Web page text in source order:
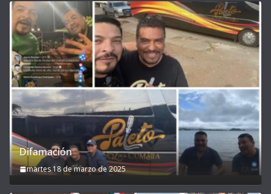
Difamación
martes 18 de marzo de 2025